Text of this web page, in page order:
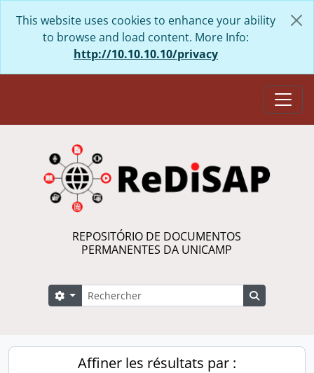
This website uses cookies to enhance your ability
to browse and load content. More Info:
http://10.10.10.10/privacy
REPOSITÓRIO DE DOCUMENTOS
PERMANENTES DA UNICAMP
Rechercher
Search options
Affiner les résultats par :